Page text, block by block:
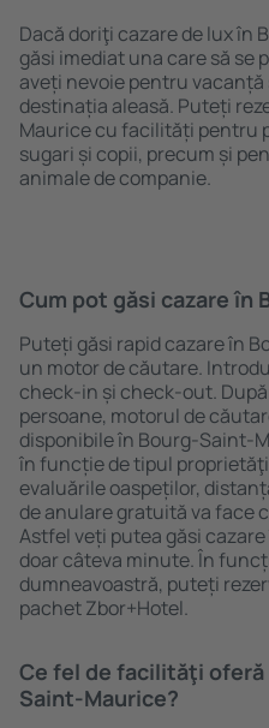
Dacă doriţi cazare de lux în
găsi imediat una care să se
aveți nevoie pentru
destinația aleasă. Puteți
Maurice cu facilități pentru
sugari și copii, precum și
animale de companie.
Cum pot găsi cazare în
Puteți găsi rapid cazare în
un motor de căutare.
check-in și check-out.
persoane, motorul de
disponibile în Bourg-Saint-
în funcție de tipul
evaluările oaspeților,
de anulare gratuită va face
Astfel veți putea găsi
doar câteva minute. În
dumneavoastră, puteți
pachet Zbor+Hotel.
Ce fel de facilităţi
Saint-Maurice?